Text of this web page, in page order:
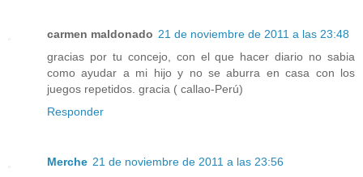
carmen maldonado 21 de noviembre de 2011 a las 23:48
gracias por tu concejo, con el que hacer diario no sabia
como ayudar a mi hijo y no se aburra en casa con los
juegos repetidos. gracia ( callao-Perú)
Responder
Merche 21 de noviembre de 2011 a las 23:56